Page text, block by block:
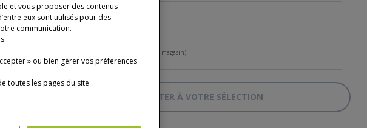
258 €
* Prix TTC conseillé, hors livraison (tarifs en magasin).
AJOUTER À VOTRE SÉLECTION
BOUT DE CANAPÉ
et vous proposer des contenus
eux sont utilisés pour des
communication.
» ou bien gérer vos préférences
toutes les pages du site